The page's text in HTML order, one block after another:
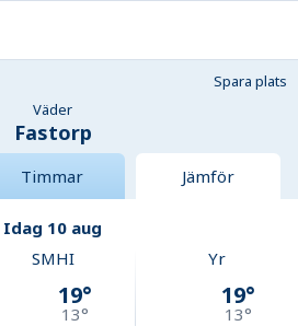
Spara plats
Väder
Fastorp
Timmar Jämför
Idag 10 aug
SMHI
19°
13°
Yr
19°
13°